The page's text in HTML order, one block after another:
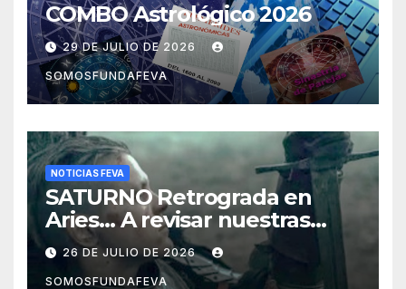
COMBO Astrológico 2026
29 DE JULIO DE 2026
SOMOSFUNDAFEVA
NOTICIAS FEVA
SATURNO Retrograda en
Aries… A revisar nuestras
acciones pasadas y pensar
mejor las futuras
26 DE JULIO DE 2026
SOMOSFUNDAFEVA